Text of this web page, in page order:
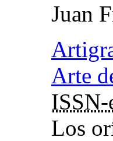
Juan
Arte
ISSN-
Los